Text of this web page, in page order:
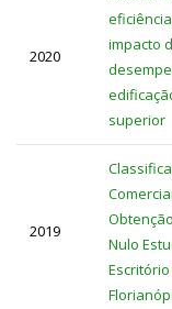
2020
impacto
superior
2019
Nulo